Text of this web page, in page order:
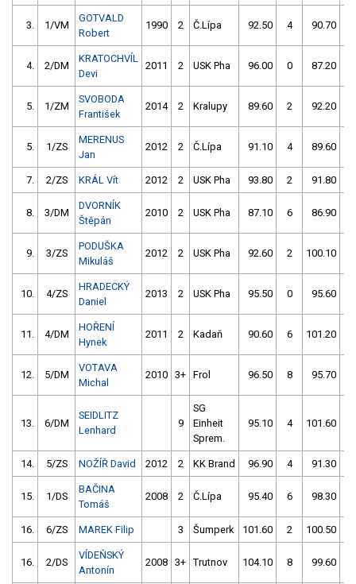
3. 1/VM
GOTVALD
Robert
1990 2 Č.Lípa 92.50 4 90.70
4. 2/DM
KRATOCHVÍL
Devi
2011 2 USK Pha 96.00 0 87.20
5. 1/ZM
SVOBODA
František
2014 2 Kralupy 89.60 2 92.20
5. 1/ZS
MERENUS
Jan
2012 2 Č.Lípa 91.10 4 89.60
7. 2/ZS KRÁL Vít 2012 2 USK Pha 93.80 2 91.80
8. 3/DM
DVORNÍK
Štěpán
2010 2 USK Pha 87.10 6 86.90
9. 3/ZS
PODUŠKA
Mikuláš
2012 2 USK Pha 92.60 2 100.10
10. 4/ZS
HRADECKÝ
Daniel
2013 2 USK Pha 95.50 0 95.60
11. 4/DM
HOŘENÍ
Hynek
2011 2 Kadaň 90.60 6 101.20
12. 5/DM
VOTAVA
Michal
2010 3+ Frol 96.50 8 95.70
13. 6/DM
SEIDLITZ
Lenhard
9
SG
Einheit
Sprem.
95.10 4 101.60
14. 5/ZS NOŽÍŘ David 2012 2 KK Brand 96.90 4 91.30
15. 1/DS
BAČINA
Tomáš
2008 2 Č.Lípa 95.40 6 98.30
16. 6/ZS MAREK Filip 3 Šumperk 101.60 2 100.50
16. 2/DS
VÍDEŇSKÝ
Antonín
2008 3+ Trutnov 104.10 8 99.60